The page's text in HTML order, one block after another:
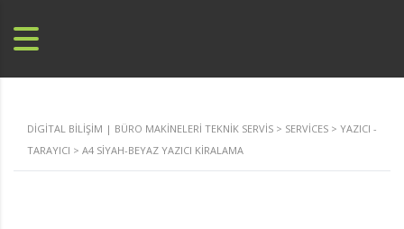
DIGITAL BILIŞIM | BÜRO MAKINELERI TEKNIK SERVIS > SERVICES > YAZICI -
TARAYICI > A4 SIYAH-BEYAZ YAZICI KIRALAMA